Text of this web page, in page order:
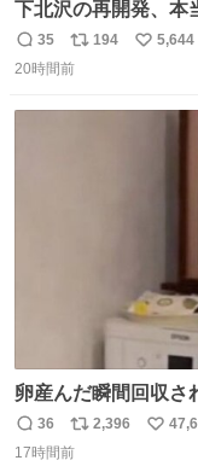
下北沢の再開発、本
スケールの開発がい
返
信
35
リ
ポ
194
い
5,644
20時間前
卵産んだ瞬間回収さ
返
信
36
リ
ポ
2,396
い
17時間前